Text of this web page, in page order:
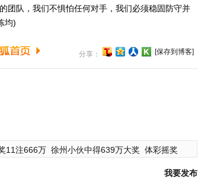
团队，我们不惧怕任何对手，我们必须稳固防守并
均)
分享： [保存到博客]
11注666万 徐州小伙中得639万大奖 体彩摇奖
我要发布